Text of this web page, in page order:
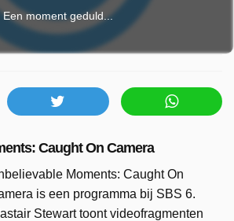
Een moment geduld...
Caught On Camera
Moments: Caught On
is een programma bij SBS 6.
Stewart toont videofragmenten